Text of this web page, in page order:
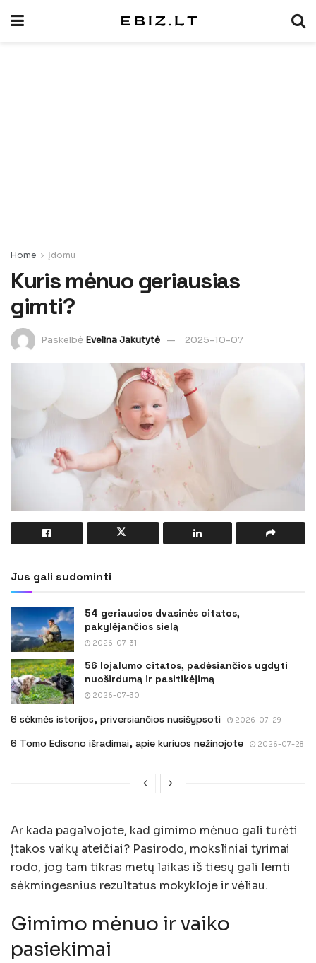
Home Įdomu
Kuris mėnuo geriausias
gimti?
Paskelbė Evelina Jakutytė 2025-10-07
Jus gali sudominti
54 geriausios dvasinės citatos,
pakylėjančios sielą
2026-07-31
56 lojalumo citatos, padėsiančios ugdyti
nuoširdumą ir pasitikėjimą
2026-07-30
6 sėkmės istorijos, priversiančios nusišypsoti 2026-07-29
6 Tomo Edisono išradimai, apie kuriuos nežinojote 2026-07-28
Ar kada pagalvojote, kad gimimo mėnuo gali turėti
įtakos vaikų ateičiai? Pasirodo, moksliniai tyrimai
rodo, jog tam tikras metų laikas iš tiesų gali lemti
sėkmingesnius rezultatus mokykloje ir vėliau.
Gimimo mėnuo ir vaiko
pasiekimai